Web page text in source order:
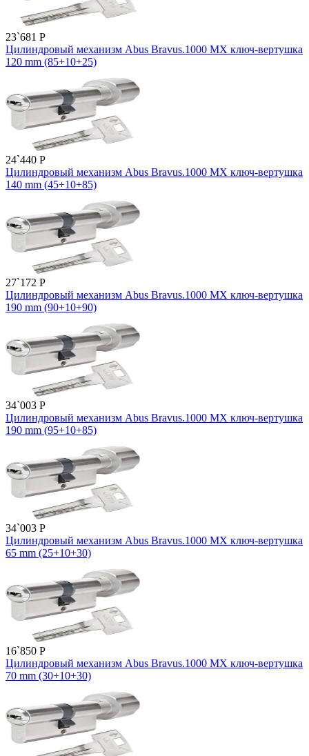
23`681 P
Цилиндровый механизм Abus Bravus.1000 MX ключ-вертушка
120 mm (85+10+25)
24`440 P
Цилиндровый механизм Abus Bravus.1000 MX ключ-вертушка
140 mm (45+10+85)
27`172 P
Цилиндровый механизм Abus Bravus.1000 MX ключ-вертушка
190 mm (90+10+90)
34`003 P
Цилиндровый механизм Abus Bravus.1000 MX ключ-вертушка
190 mm (95+10+85)
34`003 P
Цилиндровый механизм Abus Bravus.1000 MX ключ-вертушка
65 mm (25+10+30)
16`850 P
Цилиндровый механизм Abus Bravus.1000 MX ключ-вертушка
70 mm (30+10+30)